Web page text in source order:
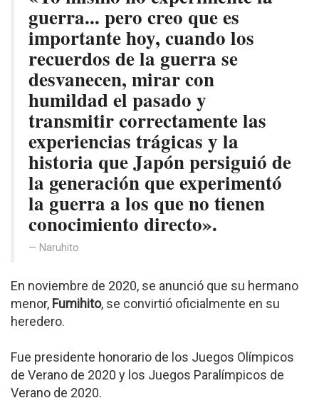
guerra... pero creo que es
importante hoy, cuando los
recuerdos de la guerra se
desvanecen, mirar con
humildad el pasado y
transmitir correctamente las
experiencias trágicas y la
historia que Japón persiguió de
la generación que experimentó
la guerra a los que no tienen
conocimiento directo».
Naruhito
En noviembre de 2020, se anunció que su hermano
menor, Fumihito, se convirtió oficialmente en su
heredero.
Fue presidente honorario de los Juegos Olímpicos
de Verano de 2020 y los Juegos Paralímpicos de
Verano de 2020.